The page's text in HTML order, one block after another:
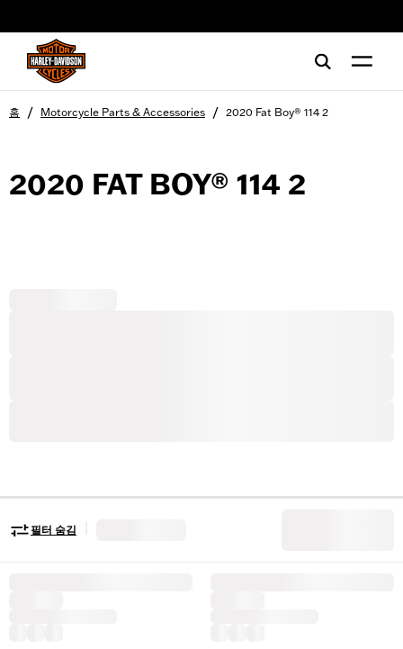
홈 / Motorcycle Parts & Accessories / 2020 Fat Boy® 114 2
2020 FAT BOY® 114 2
필터 숨김